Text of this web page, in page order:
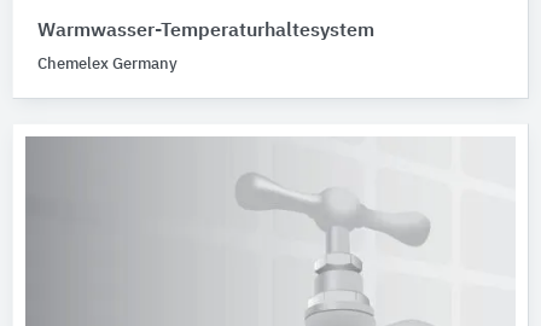
Warmwasser-Temperaturhaltesystem
Chemelex Germany